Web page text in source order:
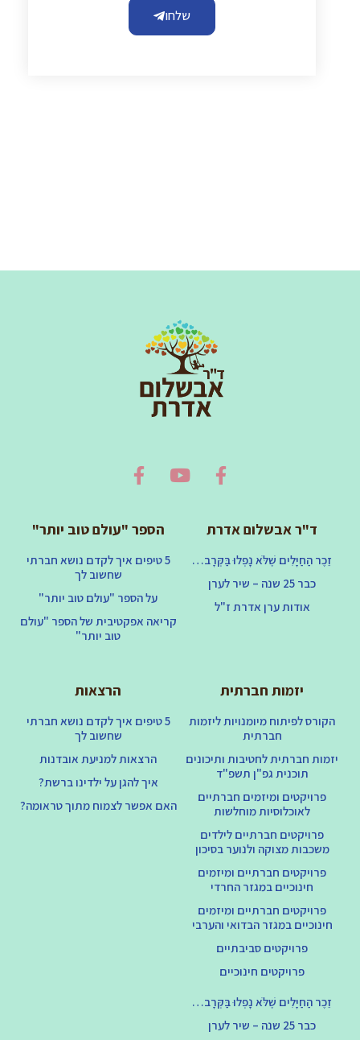
שלחו
ד"ר אבשלום אדרת
זֵכֶר הַחַיָּלִים שֶׁלֹּא נָפְלוּ בַּקְּרָב…
כבר 25 שנה – שיר לערן
אודות ערן אדרת ז"ל
הספר "עולם טוב יותר"
5 טיפים איך לקדם נושא חברתי
שחשוב לך
על הספר "עולם טוב יותר"
קריאה אפקטיבית של הספר "עולם
טוב יותר"
יזמות חברתית
הקורס לפיתוח מיומנויות ליזמות
חברתית
יזמות חברתית לחטיבות ותיכונים
תוכנית גפ"ן תשפ"ד
פרויקטים ומיזמים חברתיים
לאוכלוסיות מוחלשות
פרויקטים חברתיים לילדים
משכבות מצוקה ולנוער בסיכון
פרויקטים חברתיים ומיזמים
חינוכיים במגזר החרדי
פרויקטים חברתיים ומיזמים
חינוכיים במגזר הבדואי והערבי
פרויקטים סביבתיים
פרויקטים חינוכיים
זֵכֶר הַחַיָּלִים שֶׁלֹּא נָפְלוּ בַּקְּרָב…
כבר 25 שנה – שיר לערן
הרצאות
5 טיפים איך לקדם נושא חברתי
שחשוב לך
הרצאות למניעת אובדנות
איך להגן על ילדינו ברשת?
האם אפשר לצמוח מתוך טראומה?